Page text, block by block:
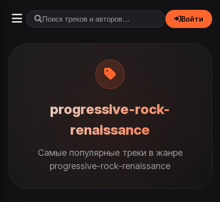
Войти
progressive-rock-
renaissance
Самые популярные треки в жанре
progressive-rock-renaissance